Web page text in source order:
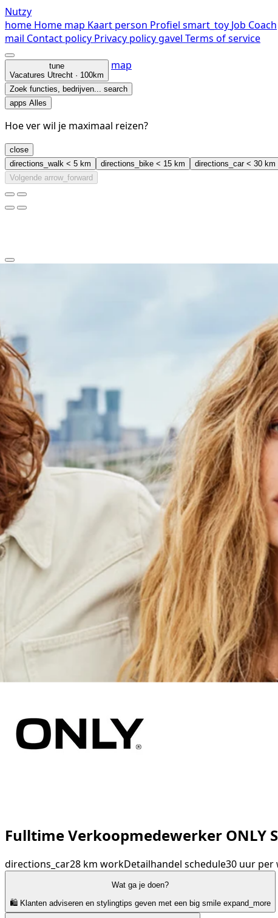
Nutzy
home Home map Kaart person Profiel smart_toy Job Coach
mail Contact policy Privacy policygavel Terms of service
tune
Vacatures Utrecht · 100km
map
Zoek functies, bedrijven... search
apps Alles
Hoe ver wil je maximaal reizen?
close
directions_walk < 5 km directions_bike < 15 km directions_car< 30 km
Volgende arrow_forward
Fulltime Verkoopmedewerker ONLY
directions_car28 km workDetailhandel schedule30 uur per
Wat ga je doen?
🛍️ Klanten adviseren en stylingtips geven met een big smile expand_more